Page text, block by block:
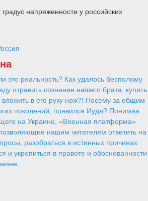
напряженности у российских
это реальность? Как удалось бесполому
отравить сознание нашего брата, купить
вложить в его руку нож?! Посему за общим
поколений, появился Иуда? Понимая
на Украине, «Военная платформа»
нашим читателям ответить на
разобраться в истинных причинах
и укрепиться в правоте и обоснованности